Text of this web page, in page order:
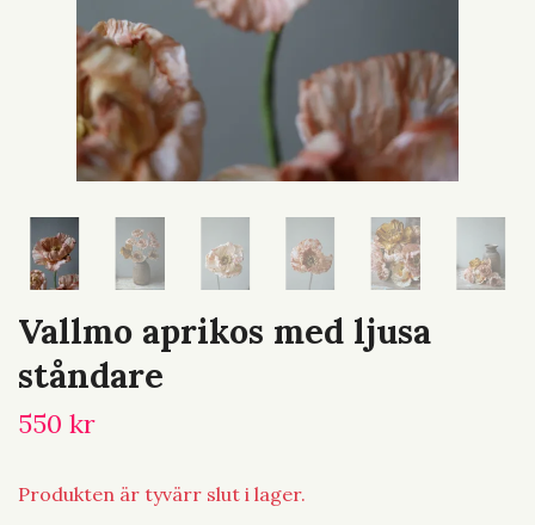
Vallmo aprikos med ljusa
ståndare
550 kr
Produkten är tyvärr slut i lager.